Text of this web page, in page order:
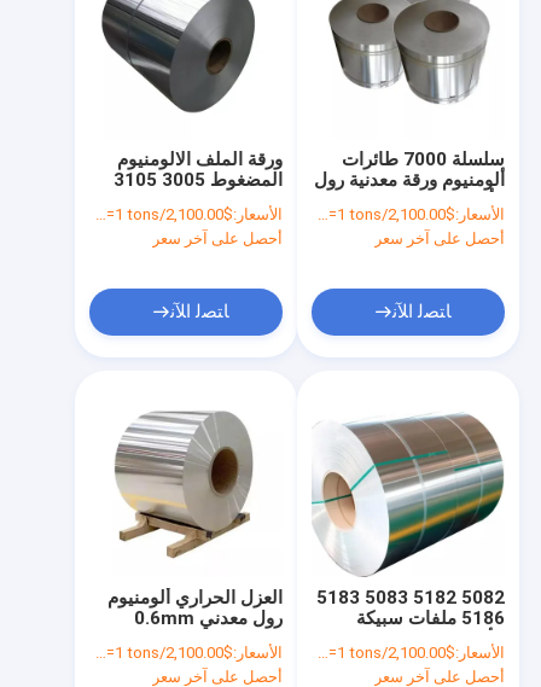
ورقة الملف الالومنيوم
المضغوط 3005 3105
H18 5052 H32 5083
H321 مع O-H112
الحرارة
الأسعار:$2,100.00/tons >=1 tons
أحصل على آخر سعر
ﺎﺘﺼﻟ ﺍﻶﻧ
سلسلة 7000 طائرات
ألومنيوم ورقة معدنية رول
، ألومنيوم لفائف رول
لمواد البناء
الأسعار:$2,100.00/tons >=1 tons
أحصل على آخر سعر
ﺎﺘﺼﻟ ﺍﻶﻧ
العزل الحراري ألومنيوم
رول معدني 0.6mm
للمنتجات
الأسعار:$2,100.00/tons >=1 tons
أحصل على آخر سعر
5082 5182 5083 5183
5186 ملفات سبيكة
الألومنيوم للمواد البناءية
حسب الحجم
الأسعار:$2,100.00/tons >=1 tons
أحصل على آخر سعر